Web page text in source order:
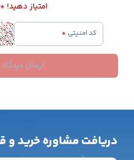
امتیاز دهید! *
کد امنیتی *
ارسال دیدگاه
دریافت مشاوره خرید